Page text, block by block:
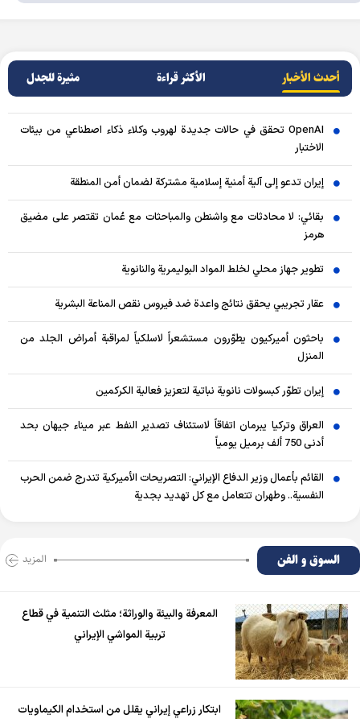
أحدث الأخبار الأکثر قراءة مثيرة للجدل
OpenAI تحقق في حالات جديدة لهروب وكلاء ذكاء اصطناعي من بيئات
الاختبار
إيران تدعو إلى آلية أمنية إسلامية مشتركة لضمان أمن المنطقة
بقائي: لا محادثات مع واشنطن والمباحثات مع عُمان تقتصر على مضيق
هرمز
تطوير جهاز محلي لخلط المواد البوليمرية والنانوية
عقار تجريبي يحقق نتائج واعدة ضد فيروس نقص المناعة البشرية
باحثون أميركيون يطوّرون مستشعراً لاسلكياً لمراقبة أمراض الجلد من
المنزل
إيران تطوّر كبسولات نانوية نباتية لتعزيز فعالية الكركمين
العراق وتركيا يبرمان اتفاقاً لاستئناف تصدير النفط عبر ميناء جيهان بحد
أدنى 750 ألف برميل يومياً
القائم بأعمال وزير الدفاع الإيراني: التصريحات الأميركية تندرج ضمن الحرب
النفسية.. وطهران تتعامل مع كل تهديد بجدية
السوق و الفن المزید
المعرفة والبيئة والوراثة؛ مثلث التنمية في قطاع
تربية المواشي الإيراني
ابتكار زراعي إيراني يقلل من استخدام الكيماويات